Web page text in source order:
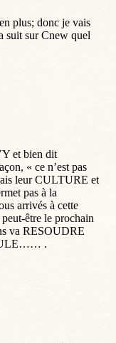
plus; donc je vais
suit sur Cnew quel
et bien dit
« ce n’est pas
leur CULTURE et
pas à la
arrivés à cette
être le prochain
va RESOUDRE
.